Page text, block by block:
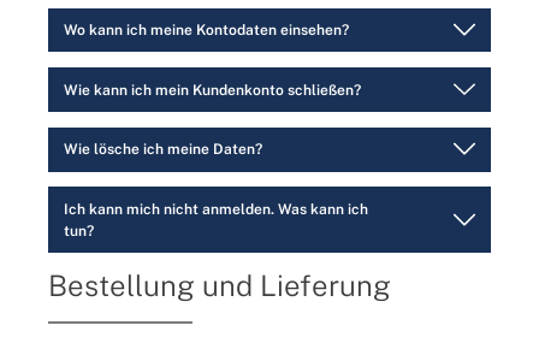
Wo kann ich meine Kontodaten einsehen?
Wie kann ich mein Kundenkonto schließen?
Wie lösche ich meine Daten?
Ich kann mich nicht anmelden. Was kann ich
tun?
Bestellung und Lieferung